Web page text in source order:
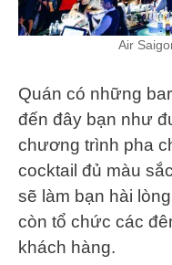
Air
Quán có những
đến đây bạn như
chương trình pha
cocktail đủ màu
sẽ làm bạn hài
còn tổ chức các
khách hàng.